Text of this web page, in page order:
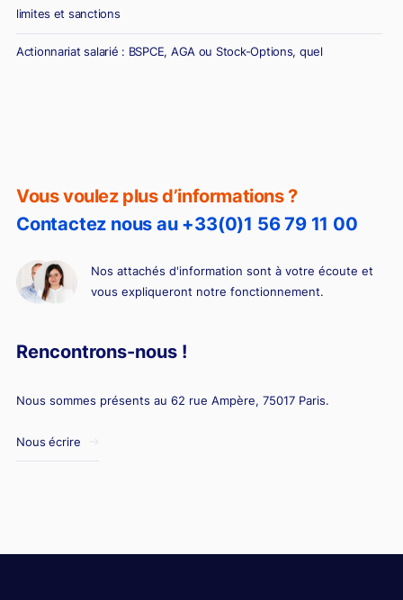
Vous voulez plus d’informations ?
Contactez nous au +33(0)1 56 79 11 00
Nos attachés d'information sont à votre écoute et
vous expliqueront notre fonctionnement.
Rencontrons-nous !
Nous sommes présents au 62 rue Ampère, 75017 Paris.
Nous écrire
limites et sanctions
Actionnariat salarié : BSPCE, AGA ou Stock-Options, quel